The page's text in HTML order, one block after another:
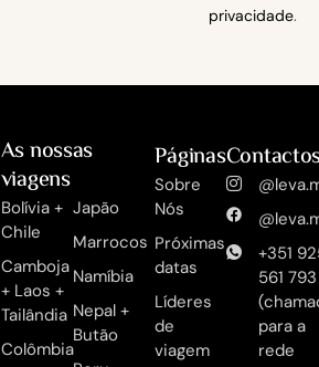
privacidade.
As nossas
viagens
Bolívia +
Chile
Camboja
+ Laos +
Tailândia
Colômbia
Japão
Marrocos
Namíbia
Nepal +
Butão
Páginas
Sobre
Nós
Próximas
datas
Líderes
de
viagem
+351
561 793
para a
rede